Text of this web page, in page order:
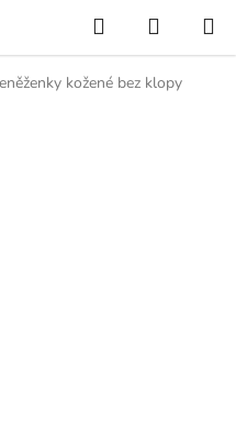
Hledat
KOŠÍK
kožené bez klopy